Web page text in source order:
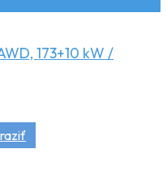
173+10 kW /